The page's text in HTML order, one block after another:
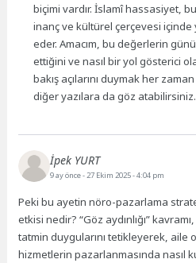
biçimi vardır. İslamî hassasiyet,
inanç ve kültürel çerçevesi
eder. Amacım, bu değerlerin
ettiğini ve nasıl bir yol gösterici
bakış açılarını duymak her
diğer yazılara da göz
İpek YURT
9 ay önce- 27 Ekim 2025 - 4:04 pm
Peki bu ayetin nöro-pazarlama
etkisi nedir? “Göz aydınlığı”
tatmin duygularını tetikleyerek, aile
hizmetlerin pazarlanmasında nasıl